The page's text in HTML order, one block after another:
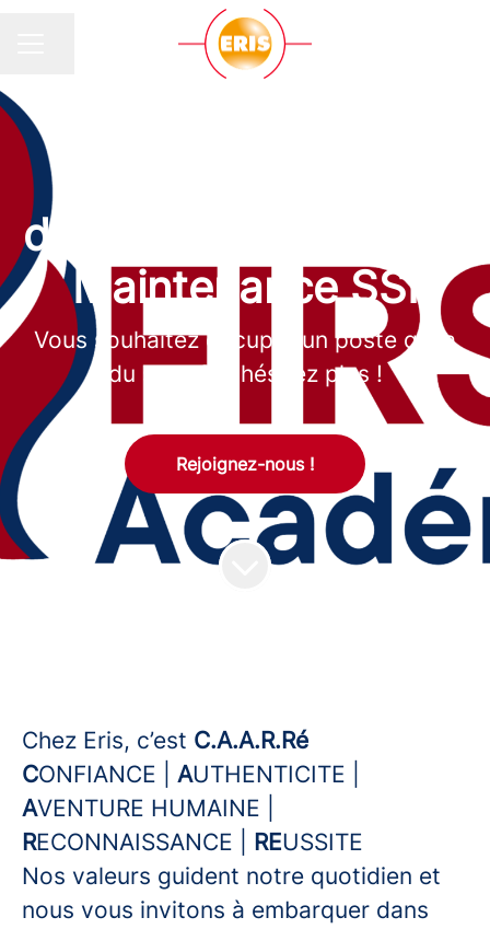
devenir Technicien.ne
Maintenance SSI
Vous souhaitez occuper un poste qui a
du sens ? N'hésitez plus !
Rejoignez-nous !
Chez Eris, c’est C.A.A.R.Ré
CONFIANCE | AUTHENTICITE |
AVENTURE HUMAINE |
RECONNAISSANCE | REUSSITE
Nos valeurs guident notre quotidien et
nous vous invitons à embarquer dans